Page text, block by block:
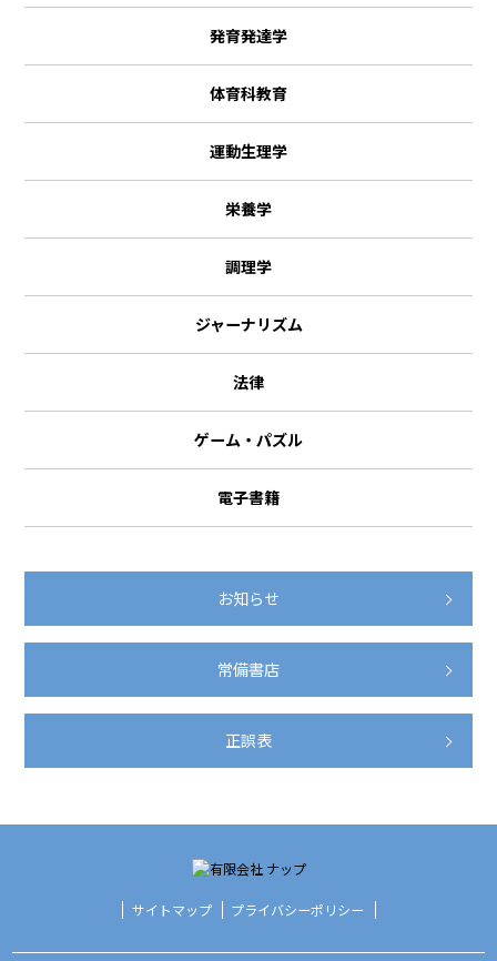
発育発達学
体育科教育
運動生理学
栄養学
調理学
ジャーナリズム
法律
ゲーム・パズル
電子書籍
お知らせ
常備書店
正誤表
サイトマップ プライバシーポリシー